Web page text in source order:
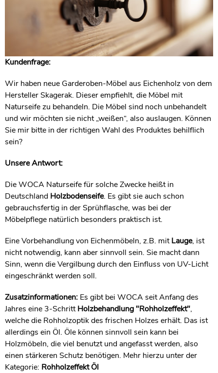
Kundenfrage:
Wir haben neue Garderoben-Möbel aus Eichenholz von dem
Hersteller Skagerak. Dieser empfiehlt, die Möbel mit
Naturseife zu behandeln. Die Möbel sind noch unbehandelt
und wir möchten sie nicht „weißen“, also auslaugen. Können
Sie mir bitte in der richtigen Wahl des Produktes behilflich
sein?
Unsere Antwort:
Die WOCA Naturseife für solche Zwecke heißt in
Deutschland Holzbodenseife. Es gibt sie auch schon
gebrauchsfertig in der Sprühflasche, was bei der
Möbelpflege natürlich besonders praktisch ist.
Eine Vorbehandlung von Eichenmöbeln, z.B. mitLauge, ist
nicht notwendig, kann aber sinnvoll sein. Sie macht dann
Sinn, wenn die Vergilbung durch den Einfluss von UV-Licht
eingeschränkt werden soll.
Zusatzinformationen: Es gibt bei WOCA seit Anfang des
Jahres eine 3-SchrittHolzbehandlung "Rohholzeffekt",
welche die Rohholzoptik des frischen Holzes erhält. Das ist
allerdings ein Öl. Öle können sinnvoll sein kann bei
Holzmöbeln, die viel benutzt und angefasst werden, also
einen stärkeren Schutz benötigen. Mehr hierzu unter der
Kategorie: Rohholzeffekt Öl